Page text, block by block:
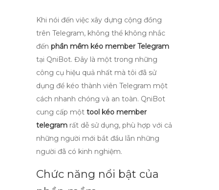
Khi nói đến việc xây dựng cộng đồng
trên Telegram, không thể không nhắc
đến phần mềm kéo member Telegram
tại QniBot. Đây là một trong những
công cụ hiệu quả nhất mà tôi đã sử
dụng để kéo thành viên Telegram một
cách nhanh chóng và an toàn. QniBot
cung cấp một tool kéo member
telegram rất dễ sử dụng, phù hợp với cả
những người mới bắt đầu lẫn những
người đã có kinh nghiệm.
Chức năng nổi bật của